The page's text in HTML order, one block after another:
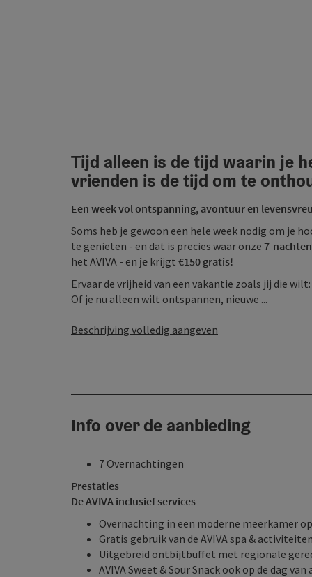
Tijd alleen is de tijd waarin je
vrienden is de tijd om te
Een week vol ontspanning, avontuur en
Soms heb je gewoon een hele week nodig om je
te genieten - en dat is precies waar onze 7-
het AVIVA - en je krijgt €150 gratis!
Ervaar de vrijheid van een vakantie zoals jij die wilt:
Of je nu alleen wilt ontspannen, nieuwe ...
Beschrijving volledig aangeven
Info over de aanbieding
7 Overnachtingen
Prestaties
De AVIVA inclusief services
Overnachting in een moderne meerkamer
Gratis gebruik van de AVIVA spa &
Uitgebreid ontbijtbuffet met regionale
AVIVA Sweet & Sour Snack ook op de dag